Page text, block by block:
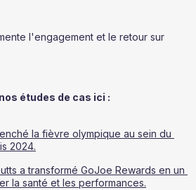
l'engagement et le retour sur
études de cas ici :
la fièvre olympique au sein du
2024.
a transformé GoJoe Rewards en un
la santé et les performances.